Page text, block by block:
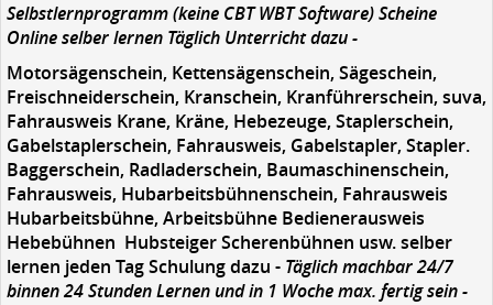
Selbstlernprogramm (keine CBT WBT Software) Scheine
Online selber lernen Täglich Unterricht dazu -
Motorsägenschein, Kettensägenschein, Sägeschein,
Freischneiderschein, Kranschein, Kranführerschein, suva,
Fahrausweis Krane, Kräne, Hebezeuge, Staplerschein,
Gabelstaplerschein, Fahrausweis, Gabelstapler, Stapler.
Baggerschein, Radladerschein, Baumaschinenschein,
Fahrausweis, Hubarbeitsbühnenschein, Fahrausweis
Hubarbeitsbühne, Arbeitsbühne Bedienerausweis
Hebebühnen Hubsteiger Scherenbühnen usw. selber
lernen jeden Tag Schulung dazu - Täglich machbar 24/7
binnen 24 Stunden Lernen und in 1 Woche max. fertig sein -